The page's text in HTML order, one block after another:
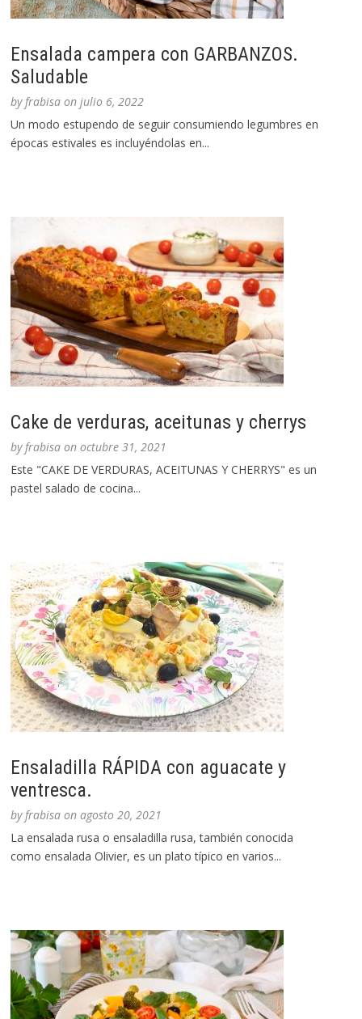
Ensalada campera con GARBANZOS.
Saludable
byfrabisa onjulio 6, 2022
Un modo estupendo de seguir consumiendo legumbres en
épocas estivales es incluyéndolas en...
Cake de verduras, aceitunas y cherrys
byfrabisa onoctubre 31, 2021
Este "CAKE DE VERDURAS, ACEITUNAS Y CHERRYS" es un
pastel salado de cocina...
Ensaladilla RÁPIDA con aguacate y
ventresca.
byfrabisa onagosto 20, 2021
La ensalada rusa o ensaladilla rusa, también conocida
como ensalada Olivier, es un plato típico en varios...